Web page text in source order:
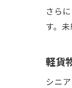
さら
す。
軽貨
シニ